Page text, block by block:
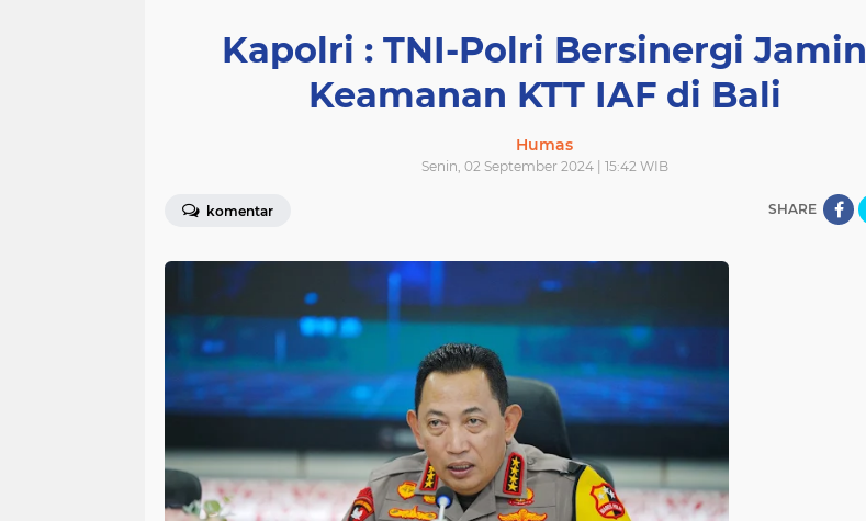
Kapolri : TNI-Polri Bersinergi Jamin
Keamanan KTT IAF di Bali
Humas
Senin, 02 September 2024 | 15:42 WIB
komentar SHARE